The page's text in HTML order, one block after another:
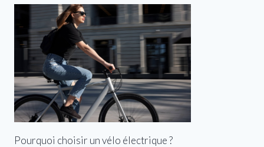
Pourquoi choisir un vélo électrique ?